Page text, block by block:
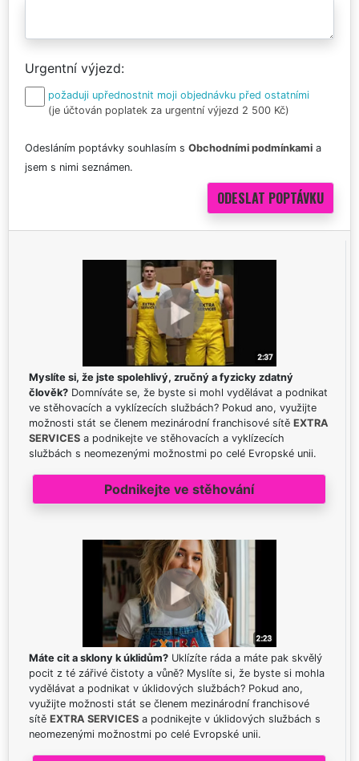
Urgentní výjezd
požaduji upřednostnit moji objednávku před ostatními
(je účtován poplatek za urgentní výjezd 2 500 Kč)
Odesláním poptávky souhlasím s Obchodními podmínkami a
jsem s nimi seznámen.
Myslíte si, že jste spolehlivý, zručný a fyzicky zdatný
člověk? Domníváte se, že byste si mohl vydělávat a podnikat
ve stěhovacích a vyklízecích službách? Pokud ano, využijte
možnosti stát se členem mezinárodní franchisové sítě EXTRA
SERVICES a podnikejte ve stěhovacích a vyklízecích
službách s neomezenými možnostmi po celé Evropské unii.
Podnikejte ve stěhování
Máte cit a sklony k úklidům? Uklízíte ráda a máte pak skvělý
pocit z té zářivé čistoty a vůně? Myslíte si, že byste si mohla
vydělávat a podnikat v úklidových službách? Pokud ano,
využijte možnosti stát se členem mezinárodní franchisové
sítě EXTRA SERVICES a podnikejte v úklidových službách s
neomezenými možnostmi po celé Evropské unii.